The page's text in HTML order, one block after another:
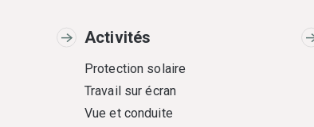
Activités
Protection solaire
Travail sur écran
Vue et conduite